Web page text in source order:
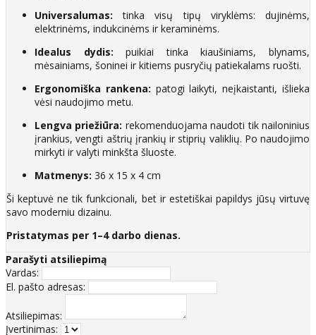
Universalumas: tinka visų tipų viryklėms: dujinėms,
elektrinėms, indukcinėms ir keraminėms.
Idealus dydis: puikiai tinka kiaušiniams, blynams,
mėsainiams, šoninei ir kitiems pusryčių patiekalams ruošti.
Ergonomiška rankena: patogi laikyti, neįkaistanti, išlieka
vėsi naudojimo metu.
Lengva priežiūra: rekomenduojama naudoti tik nailoninius
įrankius, vengti aštrių įrankių ir stiprių valiklių. Po naudojimo
mirkyti ir valyti minkšta šluoste.
Matmenys: 36 x 15 x 4 cm
Ši keptuvė ne tik funkcionali, bet ir estetiškai papildys jūsų virtuvę
savo moderniu dizainu.
Pristatymas per 1–4 darbo dienas.
Parašyti atsiliepimą
Vardas:
El. pašto adresas:
Atsiliepimas:
Įvertinimas: